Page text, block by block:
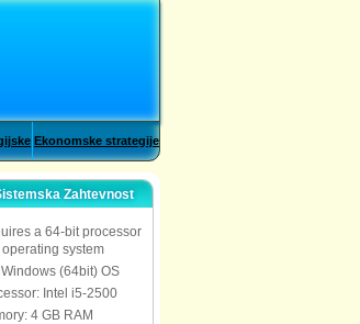
Ekonomske strategije
Zahtevnost
a 64-bit processor
system
(64bit) OS
Intel i5-2500
4 GB RAM